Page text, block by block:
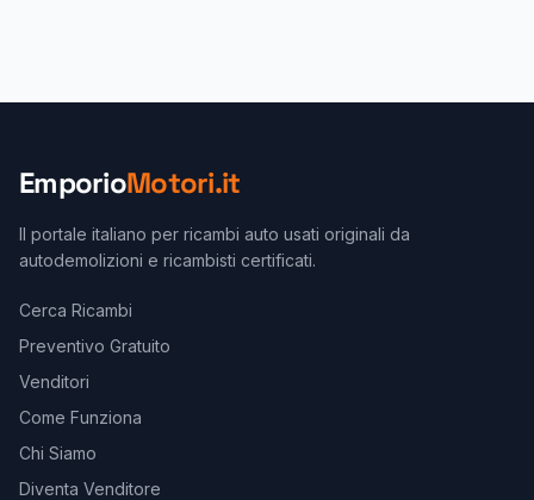
EmporioMotori.it
Il portale italiano per ricambi auto usati originali da
autodemolizioni e ricambisti certificati.
Cerca Ricambi
Preventivo Gratuito
Venditori
Come Funziona
Chi Siamo
Diventa Venditore